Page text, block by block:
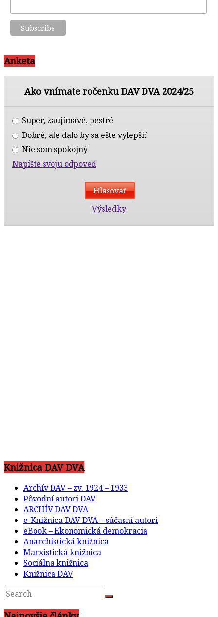
Anketa
Ako vnímate ročenku DAV DVA 2024/25
Super, zaujímavé, pestré
Dobré, ale dalo by sa ešte vylepšiť
Nie som spokojný
Napíšte svoju odpoveď
Výsledky
Knižnica DAV DVA
Archív DAV – zv. 1924 – 1933
Pôvodní autori DAV
ARCHÍV DAV DVA
e-Knižnica DAV DVA – súčasní autori
eBook – Ekonomická demokracia
Anarchistická knižnica
Marxistická knižnica
Sociálna knižnica
Knižnica DAV